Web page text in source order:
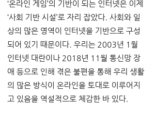
‘온라인 게임’의 기반이 되는 인터넷은 이제
‘사회 기반 시설’로 자리 잡았다. 사회와 일
상의 많은 영역이 인터넷을 기반으로 구성
되어 있기 때문이다. 우리는 2003년 1월
인터넷 대란이나 2018년 11월 통신망 장
애 등으로 인해 겪은 불편을 통해 우리 생활
의 많은 방식이 온라인을 토대로 이루어지
고 있음을 역설적으로 체감한 바 있다.